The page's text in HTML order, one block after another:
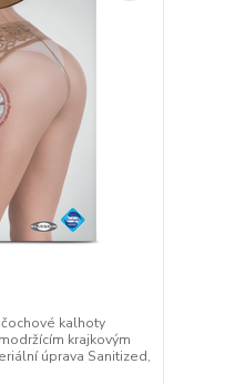
kalhoty
krajkovým
úprava Sanitized,